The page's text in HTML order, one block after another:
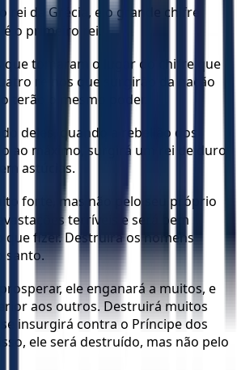
rei da Grécia, e o grande chifre
o primeiro rei.
que tomaram o lugar do chifre que
reinos que surgirão da nação
terão o mesmo poder.
deles, quando a rebelião dos
ao máximo, surgirá um rei de duro
astúcias.
forte, mas não pelo seu próprio
terríveis e será bem
que fizer. Destruirá os homens
santo.
ele enganará a muitos, e
aos outros. Destruirá muitos
insurgirá contra o Príncipe dos
ele será destruído, mas não pelo